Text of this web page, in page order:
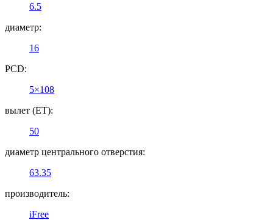
6.5
диаметр:
16
PCD:
5×108
вылет (ET):
50
диаметр центрального отверстия:
63.35
производитель:
iFree